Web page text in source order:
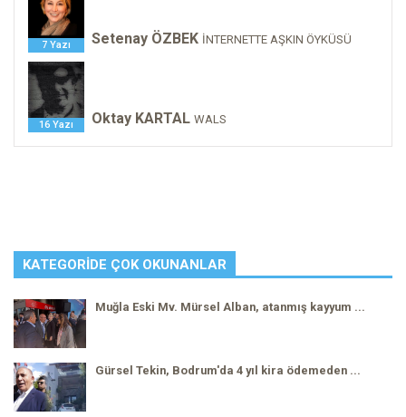
7 Yazı Setenay ÖZBEK İNTERNETTE AŞKIN ÖYKÜSÜ
16 Yazı Oktay KARTAL WALS
KATEGORIDE ÇOK OKUNANLAR
Muğla Eski Mv. Mürsel Alban, atanmış kayyum ...
Gürsel Tekin, Bodrum'da 4 yıl kira ödemeden ...